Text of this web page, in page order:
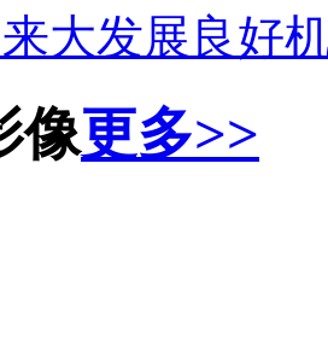
大发展良好
像更多>>